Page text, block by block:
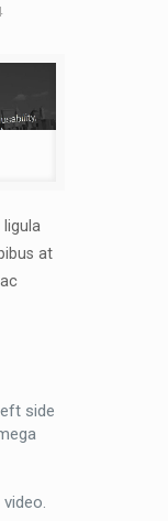
at
side